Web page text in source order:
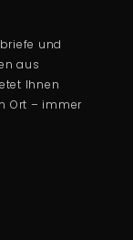
und
aus
Ihnen
Ort – immer